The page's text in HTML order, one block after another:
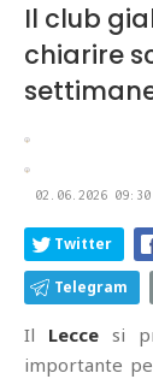
Il club
chiarire
02.06.2026 09:30
Twitter
Telegram
Il Lecce si
importante